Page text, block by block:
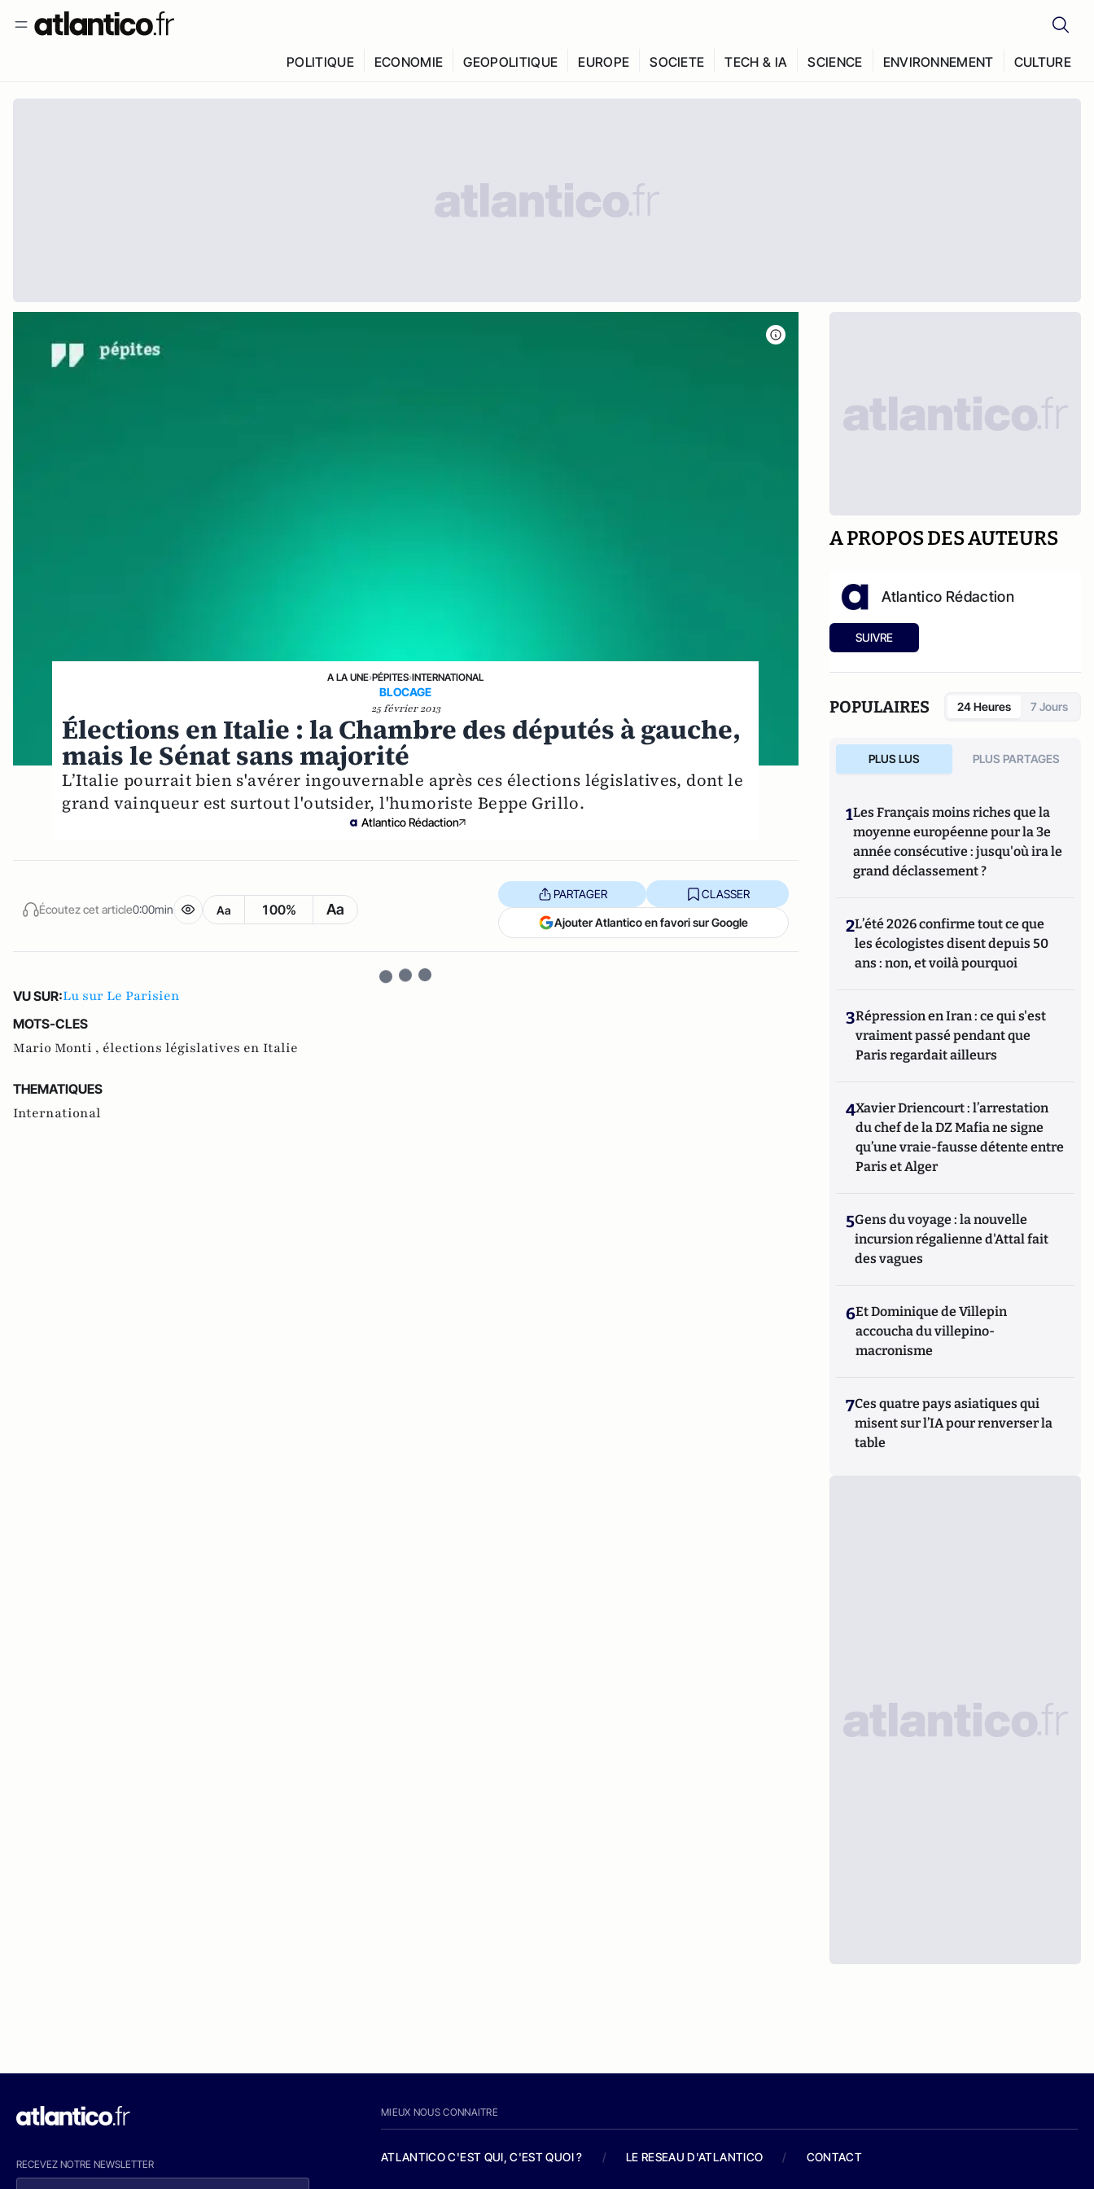
POLITIQUE ECONOMIE GEOPOLITIQUE EUROPE SOCIETE TECH & IA SCIENCE ENVIRONNEMENT CULTURE
A LA UNE›PÉPITES›INTERNATIONAL
BLOCAGE
25 février 2013
Élections en Italie : la Chambre des députés à gauche,
mais le Sénat sans majorité
L’Italie pourrait bien s'avérer ingouvernable après ces élections législatives, dont le
grand vainqueur est surtout l'outsider, l'humoriste Beppe Grillo.
Atlantico Rédaction
Écoutez cet article0:00min Aa 100% Aa
PARTAGER CLASSER
Ajouter Atlantico en favori sur Google
VU SUR:Lu sur Le Parisien
MOTS-CLES
Mario Monti , élections législatives en Italie
THEMATIQUES
International
A PROPOS DES AUTEURS
Atlantico Rédaction
SUIVRE
POPULAIRES 24 Heures 7 Jours
PLUS LUS PLUS PARTAGES
1Les Français moins riches que la
moyenne européenne pour la 3e
année consécutive : jusqu'où ira le
grand déclassement ?
2L’été 2026 confirme tout ce que
les écologistes disent depuis 50
ans : non, et voilà pourquoi
3Répression en Iran : ce qui s'est
vraiment passé pendant que
Paris regardait ailleurs
4Xavier Driencourt : l’arrestation
du chef de la DZ Mafia ne signe
qu’une vraie-fausse détente entre
Paris et Alger
5Gens du voyage : la nouvelle
incursion régalienne d'Attal fait
des vagues
6Et Dominique de Villepin
accoucha du villepino-
macronisme
7Ces quatre pays asiatiques qui
misent sur l’IA pour renverser la
table
RECEVEZ NOTRE NEWSLETTER
MIEUX NOUS CONNAITRE
ATLANTICO C'EST QUI, C'EST QUOI ? / LE RESEAU D'ATLANTICO / CONTACT